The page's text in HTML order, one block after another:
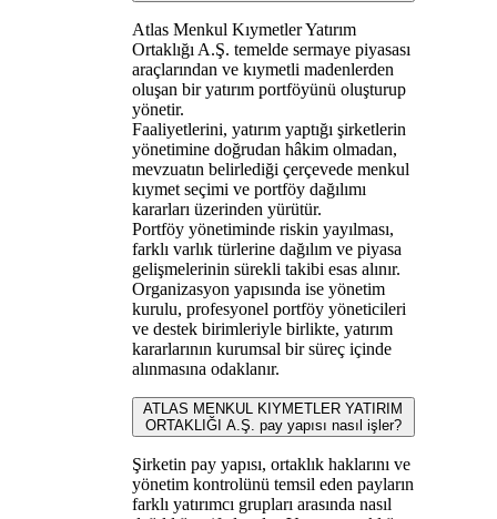
Atlas Menkul Kıymetler Yatırım
Ortaklığı A.Ş. temelde sermaye piyasası
araçlarından ve kıymetli madenlerden
oluşan bir yatırım portföyünü oluşturup
yönetir.
Faaliyetlerini, yatırım yaptığı şirketlerin
yönetimine doğrudan hâkim olmadan,
mevzuatın belirlediği çerçevede menkul
kıymet seçimi ve portföy dağılımı
kararları üzerinden yürütür.
Portföy yönetiminde riskin yayılması,
farklı varlık türlerine dağılım ve piyasa
gelişmelerinin sürekli takibi esas alınır.
Organizasyon yapısında ise yönetim
kurulu, profesyonel portföy yöneticileri
ve destek birimleriyle birlikte, yatırım
kararlarının kurumsal bir süreç içinde
alınmasına odaklanır.
ATLAS MENKUL KIYMETLER YATIRIM
ORTAKLIĞI A.Ş. pay yapısı nasıl işler?
Şirketin pay yapısı, ortaklık haklarını ve
yönetim kontrolünü temsil eden payların
farklı yatırımcı grupları arasında nasıl